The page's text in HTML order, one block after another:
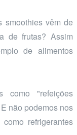
vêm de
de frutas? Assim
de alimentos
como "refeições
não podemos nos
refrigerantes